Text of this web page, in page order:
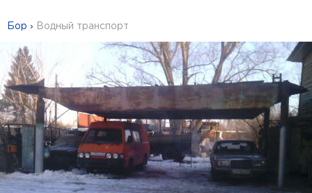
Бор › Водный транспорт